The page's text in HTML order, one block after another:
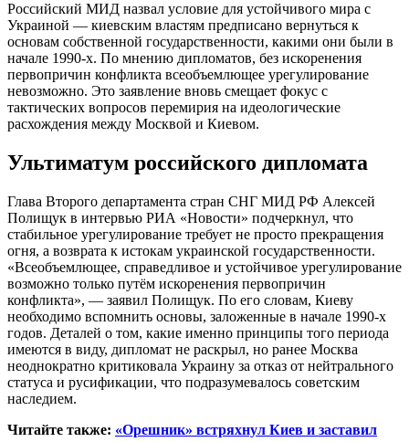
Российский МИД назвал условие для устойчивого мира с
Украиной — киевским властям предписано вернуться к
основам собственной государственности, какими они были в
начале 1990-х. По мнению дипломатов, без искоренения
первопричин конфликта всеобъемлющее урегулирование
невозможно. Это заявление вновь смещает фокус с
тактических вопросов перемирия на идеологические
расхождения между Москвой и Киевом.
Ультиматум российского дипломата
Глава Второго департамента стран СНГ МИД РФ Алексей
Полищук в интервью РИА «Новости» подчеркнул, что
стабильное урегулирование требует не просто прекращения
огня, а возврата к истокам украинской государственности.
«Всеобъемлющее, справедливое и устойчивое урегулирование
возможно только путём искоренения первопричин
конфликта», — заявил Полищук. По его словам, Киеву
необходимо вспомнить основы, заложенные в начале 1990-х
годов. Деталей о том, какие именно принципы того периода
имеются в виду, дипломат не раскрыл, но ранее Москва
неоднократно критиковала Украину за отказ от нейтрального
статуса и русификации, что подразумевалось советским
наследием.
Читайте также: «Орешник» встряхнул Киев и заставил